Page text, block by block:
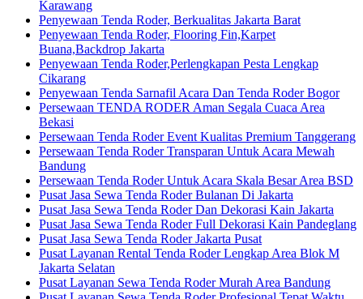
Karawang
Penyewaan Tenda Roder, Berkualitas Jakarta Barat
Penyewaan Tenda Roder, Flooring Fin,Karpet
Buana,Backdrop Jakarta
Penyewaan Tenda Roder,Perlengkapan Pesta Lengkap
Cikarang
Penyewaan Tenda Sarnafil Acara Dan Tenda Roder Bogor
Persewaan TENDA RODER Aman Segala Cuaca Area
Bekasi
Persewaan Tenda Roder Event Kualitas Premium Tanggerang
Persewaan Tenda Roder Transparan Untuk Acara Mewah
Bandung
Persewaan Tenda Roder Untuk Acara Skala Besar Area BSD
Pusat Jasa Sewa Tenda Roder Bulanan Di Jakarta
Pusat Jasa Sewa Tenda Roder Dan Dekorasi Kain Jakarta
Pusat Jasa Sewa Tenda Roder Full Dekorasi Kain Pandeglang
Pusat Jasa Sewa Tenda Roder Jakarta Pusat
Pusat Layanan Rental Tenda Roder Lengkap Area Blok M
Jakarta Selatan
Pusat Layanan Sewa Tenda Roder Murah Area Bandung